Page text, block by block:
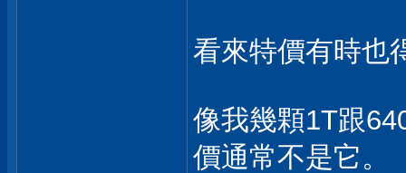
看來特價有時也
像我幾顆1T跟
價通常不是它。